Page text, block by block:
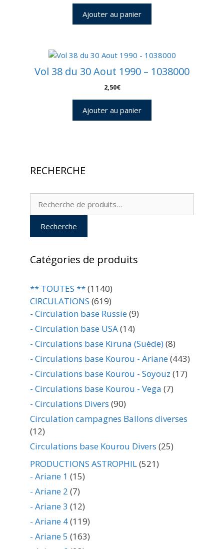
Ajouter au panier
Vol 38 du 30 Aout 1990 – 1038000
2,50€
Ajouter au panier
RECHERCHE
Recherche
Recherche
Catégories de produits
** TOUTES **(1140)
CIRCULATIONS (619)
- Circulation base Russie(9)
- Circulation base USA(14)
- Circulations base Kiruna (Suède)(8)
- Circulations base Kourou - Ariane(443)
- Circulations base Kourou - Soyouz (17)
- Circulations base Kourou - Vega (7)
- Circulations Divers (90)
Circulation campagnes Ballons diverses
(12)
Circulations base Kourou Divers (25)
PRODUCTIONS ASTROPHIL(521)
- Ariane 1 (15)
- Ariane 2 (7)
- Ariane 3 (12)
- Ariane 4(119)
- Ariane 5 (163)